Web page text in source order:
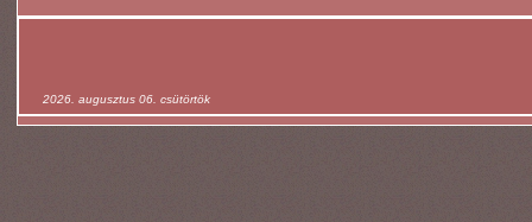
2026. augusztus 06. csütörtök